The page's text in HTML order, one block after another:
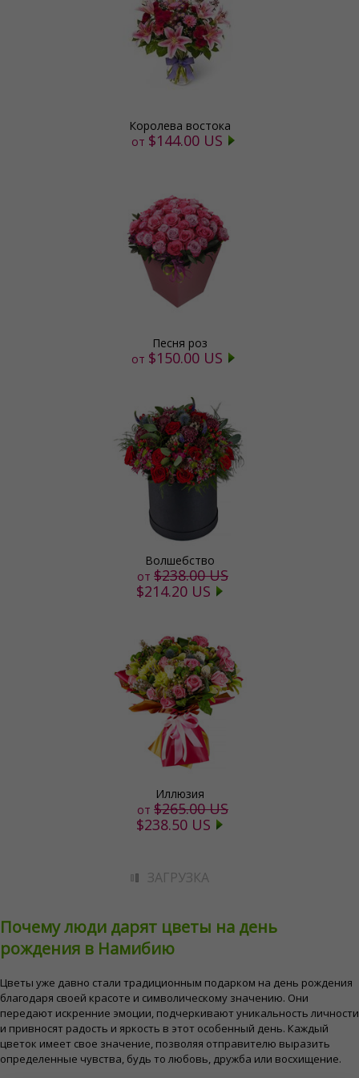
Королева востока
от $144.00 US
Песня роз
от $150.00 US
Волшебство
от $238.00 US
$214.20 US
Иллюзия
от $265.00 US
$238.50 US
ЗАГРУЗКА
Почему люди дарят цветы на день
рождения в Намибию
Цветы уже давно стали традиционным подарком на день рождения
благодаря своей красоте и символическому значению. Они
передают искренние эмоции, подчеркивают уникальность личности
и привносят радость и яркость в этот особенный день. Каждый
цветок имеет свое значение, позволяя отправителю выразить
определенные чувства, будь то любовь, дружба или восхищение.